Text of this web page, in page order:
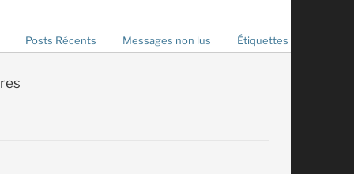
Posts Récents Messages non lus Étiquettes